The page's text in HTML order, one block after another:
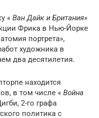
« Ван Дайк и Британия»
Фрика в Нью-Йорке
портрета»,
художника в
два десятилетия.
находится
в том числе « Война
2-го графа
политика с